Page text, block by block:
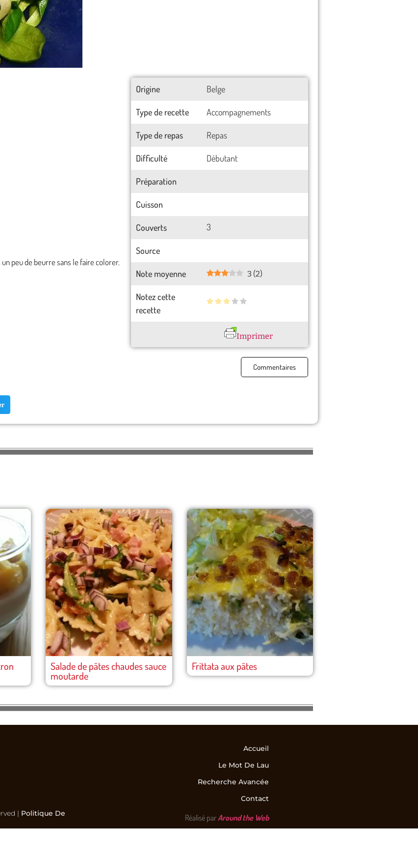
peu de beurre sans le faire colorer.
Origine Belge
Type de recette Accompagnements
Type de repas Repas
Difficulté Débutant
Préparation
Cuisson
Couverts 3
Source
Note moyenne 3 (2)
Notez cette
recette
Imprimer
Commentaires
Salade de pâtes chaudes sauce
moutarde
Frittata aux pâtes
| Politique De
Accueil
Le Mot De Lau
Recherche Avancée
Contact
Réalisé parAround the Web